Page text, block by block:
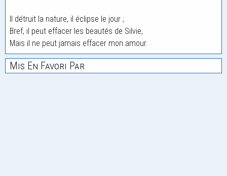
Il détruit la nature, il éclipse le jour ;
Bref, il peut effacer les beautés de Silvie,
Mais il ne peut jamais effacer mon amour.
Mis En Favori Par